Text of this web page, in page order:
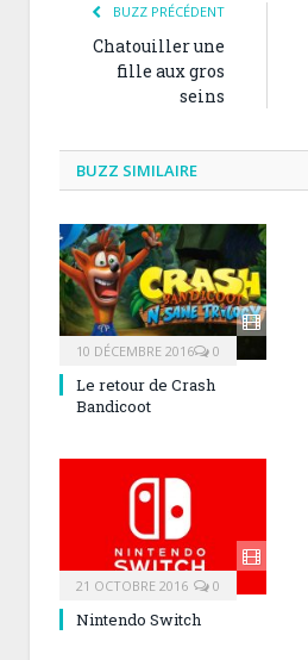
BUZZ PRÉCÉDENT
Chatouiller une
fille aux gros
seins
BUZZ SIMILAIRE
10 DÉCEMBRE 2016 0
Le retour de Crash
Bandicoot
21 OCTOBRE 2016 0
Nintendo Switch